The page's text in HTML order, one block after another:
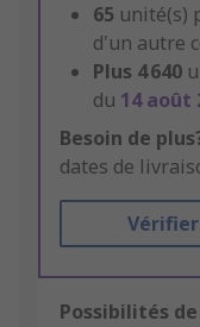
65 unité(s)
d'un autre
Plus 4 640
du 14 août
Besoin de
dates de
Possibilités